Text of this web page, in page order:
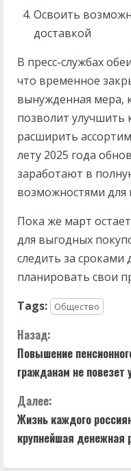
Освоить
доставкой
В пресс-службах
что временное
вынужденная мера,
позволит улучшить
расширить
лету 2025 года
заработают в
возможностями для
Пока же март
для выгодных
следить за сроками
планировать свои
Tags:
Общество
П
р
о
д
о
Назад:
Повышение
гражданам не повезет
Далее:
Жизнь каждого
крупнейшая денежная